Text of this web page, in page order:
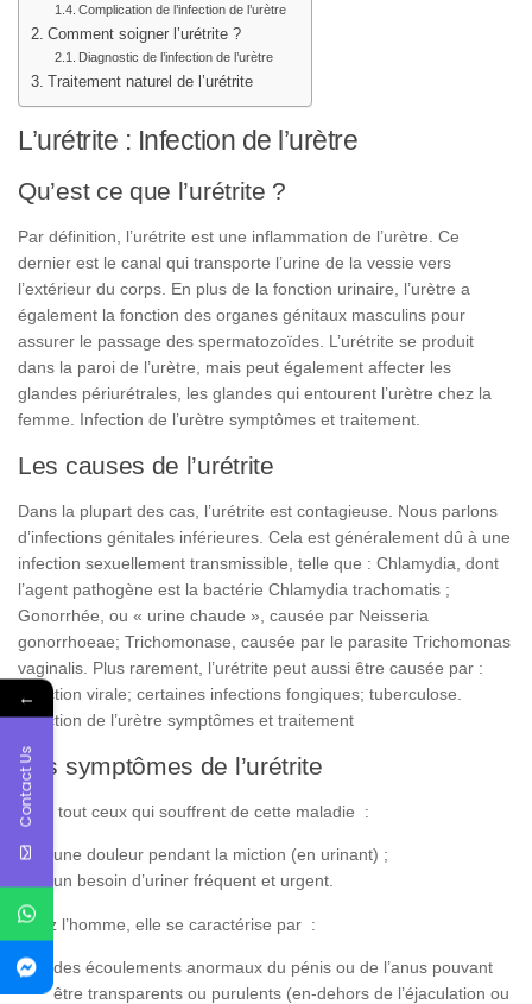
Complication de l’infection de l’urètre
Comment soigner l’urétrite ?
Diagnostic de l’infection de l’urètre
Traitement naturel de l’urétrite
L’urétrite : Infection de l’urètre
Qu’est ce que l’urétrite ?
Par définition, l’urétrite est une inflammation de l’urètre. Ce
dernier est le canal qui transporte l’urine de la vessie vers
l’extérieur du corps. En plus de la fonction urinaire, l’urètre a
également la fonction des organes génitaux masculins pour
assurer le passage des spermatozoïdes. L’urétrite se produit
dans la paroi de l’urètre, mais peut également affecter les
glandes périurétrales, les glandes qui entourent l’urètre chez la
femme. Infection de l’urètre symptômes et traitement.
Les causes de l’urétrite
Dans la plupart des cas, l’urétrite est contagieuse. Nous parlons
d’infections génitales inférieures. Cela est généralement dû à une
infection sexuellement transmissible, telle que : Chlamydia, dont
l’agent pathogène est la bactérie Chlamydia trachomatis ;
Gonorrhée, ou « urine chaude », causée par Neisseria
gonorrhoeae; Trichomonase, causée par le parasite Trichomonas
vaginalis. Plus rarement, l’urétrite peut aussi être causée par :
Infection virale; certaines infections fongiques; tuberculose.
Infection de l’urètre symptômes et traitement
Les symptômes de l’urétrite
Pour tout ceux qui souffrent de cette maladie :
une douleur pendant la miction (en urinant) ;
un besoin d’uriner fréquent et urgent.
Chez l’homme, elle se caractérise par :
des écoulements anormaux du pénis ou de l’anus pouvant
être transparents ou purulents (en-dehors de l’éjaculation ou
←
Contact Us